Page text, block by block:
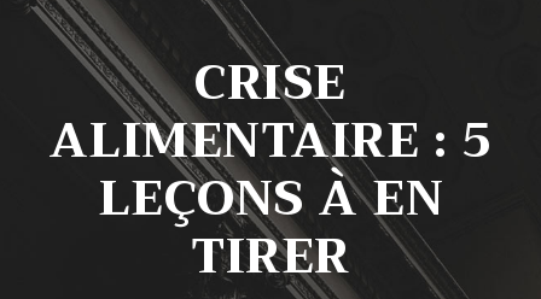
CRISE
ALIMENTAIRE : 5
LEÇONS À EN
TIRER